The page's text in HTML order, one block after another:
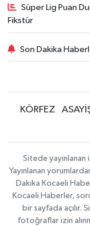
Süper Lig Puan
Fikstür
Son Dakika
KÖRFEZ
Sitede yayınlanan
Yayınlanan
Dakika Kocaeli
Kocaeli Haberler,
bir sayfada açılır.
fotoğraflar izin